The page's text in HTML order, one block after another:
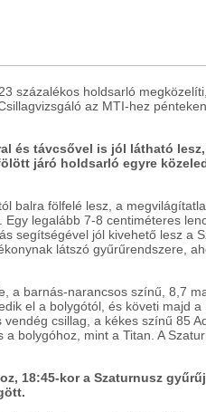
százalékos holdsarló
az MTI-hez
és távcsővel is jól látható
járó holdsarló egyre
balra fölfelé lesz, a
legalább 7-8 centiméteres
segítségével jól kivehető lesz a
látszó gyűrűrendszere,
a barnás-narancsos színű, 8,7
el a bolygótól, és követi majd
csillag, a kékes színű 85
bolygóhoz, mint a Titan. A
18:45-kor a Szaturnusz